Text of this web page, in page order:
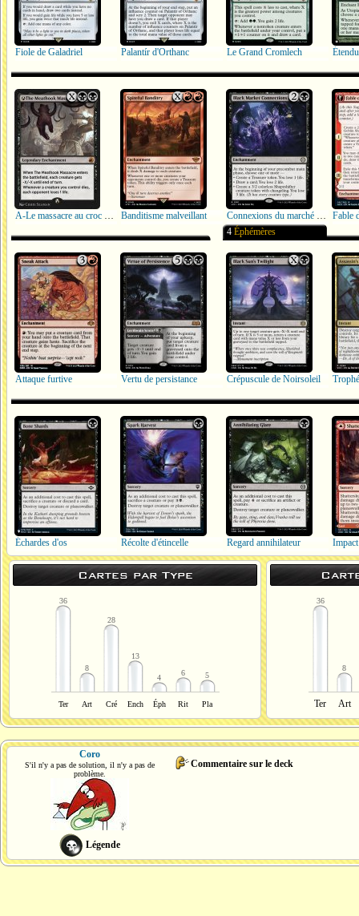
Fiole de Galadriel Palantír d'Orthanc Le Grand Cromlech
A-Le massacre au croc de boucher Banditisme malveillant Connexions du marché noir Fable
Attaque furtive Vertu de persistance
4 Éphémères
Crépuscule de Noirsoleil
Échardes d'os Récolte d'étincelle Regard annihilateur
Cartes par Type
36
8
28
13
4
6 5
Ter Art Cré Ench Éph Rit Pla
36
8
Ter Art
Coro
S'il n'y a pas de solution, il n'y a pas de
problème.
Légende
Commentaire sur le deck